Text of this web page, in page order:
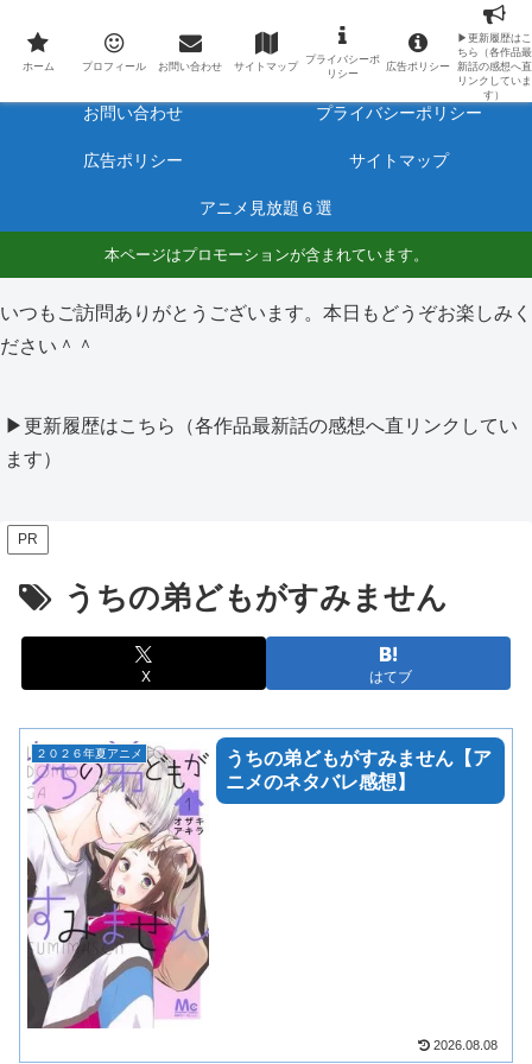
最新アニメのあらすじと感想をネタバレ有りで毎日更新しています。
ホーム プロフィール
お問い合わせ プライバシーポリシー
広告ポリシー サイトマップ
アニメ見放題６選
本ページはプロモーションが含まれています。
いつもご訪問ありがとうございます。本日もどうぞお楽しみく
ださい＾＾
▶更新履歴はこちら（各作品最新話の感想へ直リンクしてい
ます）
PR
うちの弟どもがすみません
X はてブ
２０２６年夏アニメ
うちの弟どもがすみません【ア
ニメのネタバレ感想】
2026.08.08
ホーム プロフィール お問い合わせ サイトマップ
プライバシーポ
リシー
広告ポリシー
▶更新履歴はこ
ちら（各作品最
新話の感想へ直
リンクしていま
す）